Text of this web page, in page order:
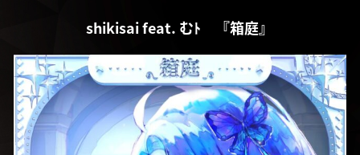
shikisai feat. むﾄ 『箱庭』